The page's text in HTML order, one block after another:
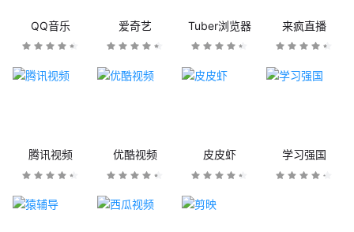
QQ音乐 爱奇艺 Tuber浏览器 来疯直播
腾讯视频 优酷视频 皮皮虾 学习强国